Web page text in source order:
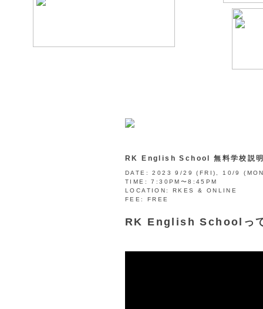
RK English School 無料学校説
DATE:
2023 9/29 (FRI), 10/9
TIME:
7:30PM〜8:45PM
LOCATION:
RKES & ONLINE
FEE:
FREE
RK English Schoolって